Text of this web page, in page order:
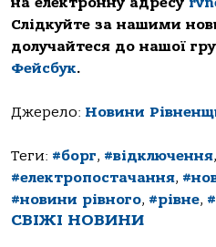
Слідкуйте за нашими
долучайтеся до нашої
Фейсбук.
Джерело: Новини
Теги: #борг, #відключення,
#електропостачання,
#новини рівного, #рівне,
СВІЖІ НОВИНИ